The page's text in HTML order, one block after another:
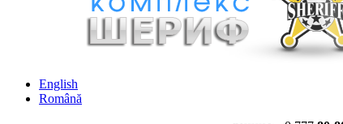
English
Română